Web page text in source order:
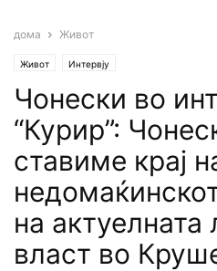
дома Живот
Живот Интервју
Чонески во
“Курир”:
ставиме крај
на актуелната
власт во